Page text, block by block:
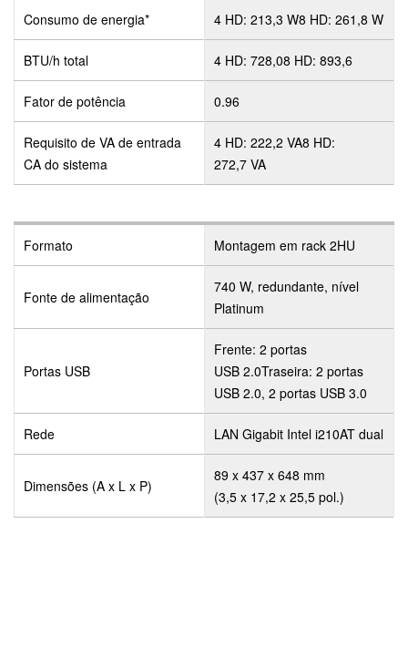
Consumo de energia* 4 HD: 213,3 W8 HD: 261,8 W
BTU/h total 4 HD: 728,08 HD: 893,6
Fator de potência 0.96
Requisito de VA de entrada
CA do sistema
4 HD: 222,2 VA8 HD:
272,7 VA
Formato Montagem em rack 2HU
Fonte de alimentação
740 W, redundante, nível
Platinum
Portas USB
Frente: 2 portas
USB 2.0Traseira: 2 portas
USB 2.0, 2 portas USB 3.0
Rede LAN Gigabit Intel i210AT dual
Dimensões (A x L x P)
89 x 437 x 648 mm
(3,5 x 17,2 x 25,5 pol.)